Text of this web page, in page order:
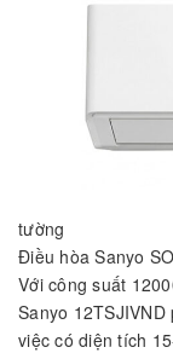
tường
Điều hòa Sanyo
Với công suất
Sanyo
việc có diện tích